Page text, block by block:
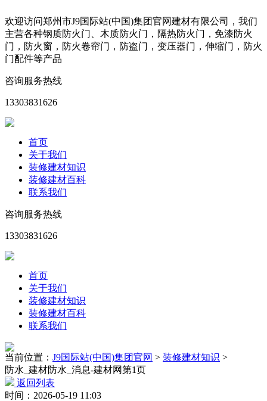
欢迎访问郑州市J9国际站(中国)集团官网建材有限公司，我们
主营各种钢质防火门、木质防火门，隔热防火门，免漆防火
门，防火窗，防火卷帘门，防盗门，变压器门，伸缩门，防火
门配件等产品
咨询服务热线
13303831626
首页
关于我们
装修建材知识
装修建材百科
联系我们
咨询服务热线
13303831626
首页
关于我们
装修建材知识
装修建材百科
联系我们
当前位置： J9国际站(中国)集团官网 > 装修建材知识 >
防水_建材防水_消息-建材网第1页
返回列表
时间：2026-05-19 11:03